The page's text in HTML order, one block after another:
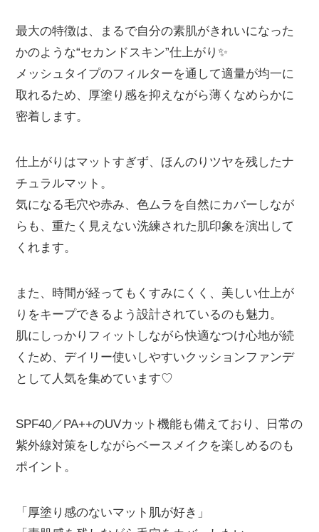
最大の特徴は、まるで自分の素肌がきれいになった
かのような“セカンドスキン”仕上がり✨
メッシュタイプのフィルターを通して適量が均一に
取れるため、厚塗り感を抑えながら薄くなめらかに
密着します。
仕上がりはマットすぎず、ほんのりツヤを残したナ
チュラルマット。
気になる毛穴や赤み、色ムラを自然にカバーしなが
らも、重たく見えない洗練された肌印象を演出して
くれます。
また、時間が経ってもくすみにくく、美しい仕上が
りをキープできるよう設計されているのも魅力。
肌にしっかりフィットしながら快適なつけ心地が続
くため、デイリー使いしやすいクッションファンデ
として人気を集めています♡
SPF40／PA++のUVカット機能も備えており、日常の
紫外線対策をしながらベースメイクを楽しめるのも
ポイント。
「厚塗り感のないマット肌が好き」